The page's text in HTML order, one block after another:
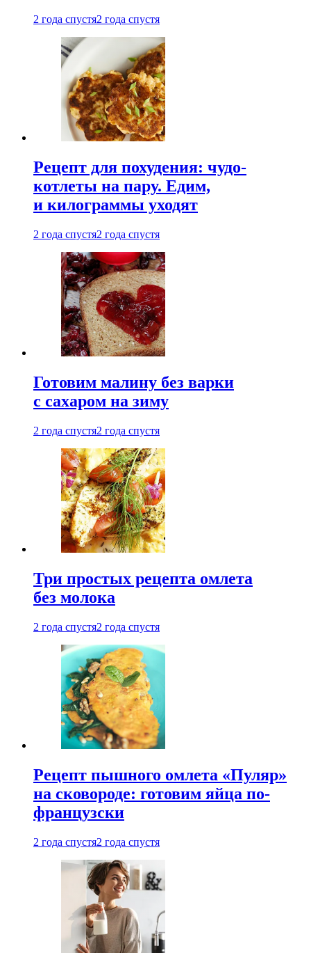
2 года спустя2 года спустя
Рецепт для похудения: чудо-
котлеты на пару. Едим,
и килограммы уходят
2 года спустя2 года спустя
Готовим малину без варки
с сахаром на зиму
2 года спустя2 года спустя
Три простых рецепта омлета
без молока
2 года спустя2 года спустя
Рецепт пышного омлета «Пуляр»
на сковороде: готовим яйца по-
французски
2 года спустя2 года спустя